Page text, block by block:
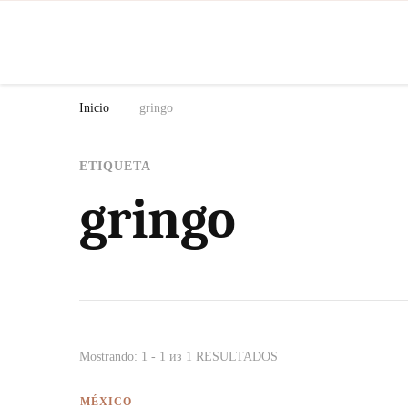
Inicio gringo
ETIQUETA
gringo
Mostrando: 1 - 1 из 1 RESULTADOS
MÉXICO